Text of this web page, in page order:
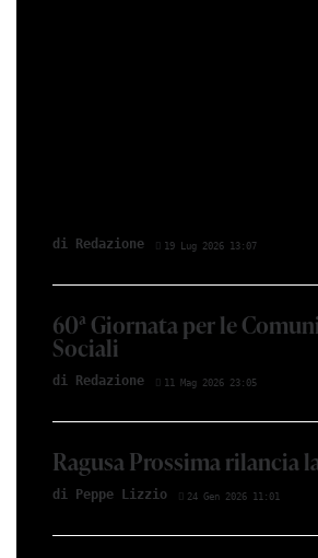
di Redazione 19 Lug 2026 13:07
60ª Giornata per le
Sociali
di Redazione 11 Mag 2026 23:05
Ragusa Prossima rilancia
di Peppe Lizzio 24 Gen 2026 11:01